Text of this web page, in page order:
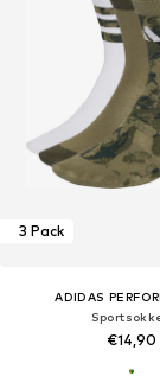
3 Pack
ADIDAS
€14,90